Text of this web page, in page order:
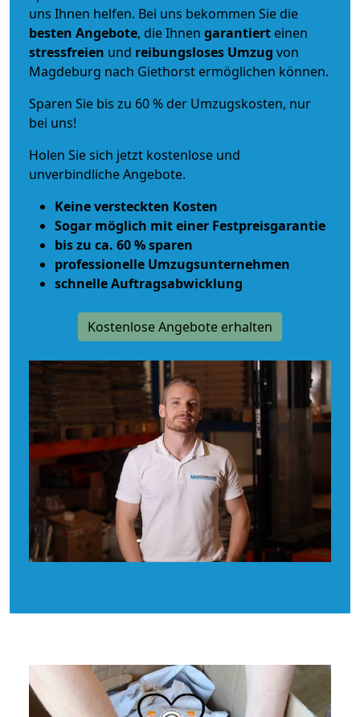
uns Ihnen helfen. Bei uns bekommen Sie die
besten Angebote, die Ihnen garantiert einen
stressfreien und reibungsloses Umzug von
Magdeburg nach Giethorst ermöglichen können.
Sparen Sie bis zu 60 % der Umzugskosten, nur
bei uns!
Holen Sie sich jetzt kostenlose und
unverbindliche Angebote.
Keine versteckten Kosten
Sogar möglich mit einer Festpreisgarantie
bis zu ca. 60 % sparen
professionelle Umzugsunternehmen
schnelle Auftragsabwicklung
Kostenlose Angebote erhalten